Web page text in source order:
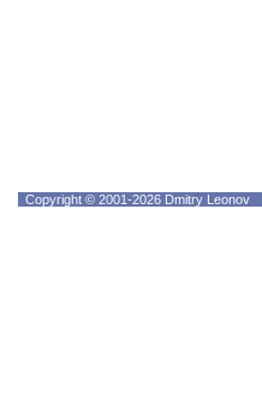
Copyright © 2001-2026 Dmitry Leonov